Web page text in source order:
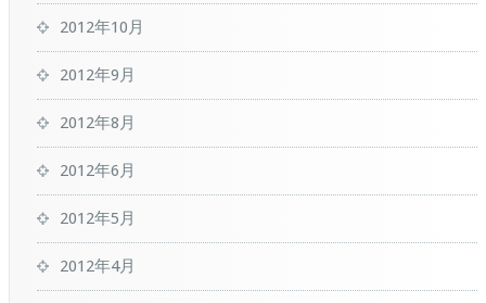
2012年10月
2012年9月
2012年8月
2012年6月
2012年5月
2012年4月